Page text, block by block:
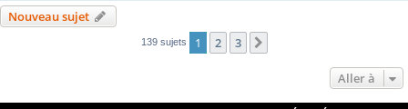
Nouveau sujet
139 sujets 1 2 3
Aller à